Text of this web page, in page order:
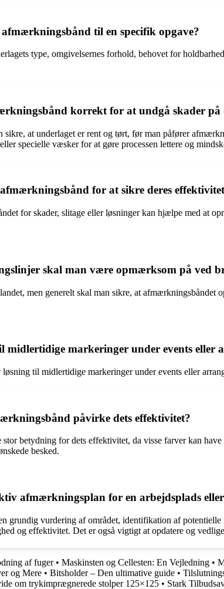
til en specifik opgave?
type, omgivelsernes forhold, behovet for
korrekt for at undgå skader på
sikre, at underlaget er rent og tørt, før man påfører
specielle væsker for at gøre processen lettere og
for at sikre deres
for skader, slitage eller løsninger kan hjælpe med at
skal man være opmærksom på ved
men generelt skal man sikre, at
markeringer under events eller
til midlertidige markeringer under events eller
påvirke dets effektivitet?
betydning for dets effektivitet, da visse farver kan
besked.
afmærkningsplan for en arbejdsplads
grundig vurdering af området, identifikation af
og effektivitet. Det er også vigtigt at opdatere og
af fuger• Maskinsten og Cellesten: En Vejledning •
og Mere • Bitsholder – Den ultimative guide •
om trykimprægnerede stolper 125×125 • Stark